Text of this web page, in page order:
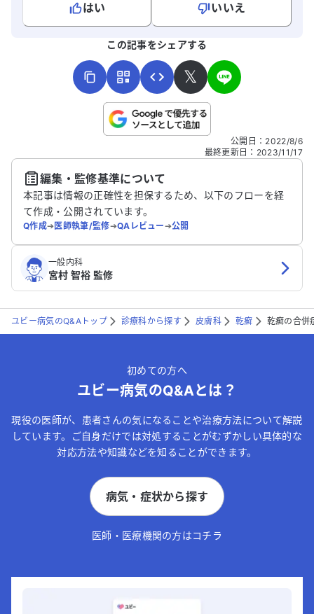
はい
いいえ
こちらは送信専用のフォームです。氏名やご自身の病気の詳細な
送信する
この記事をシェアする
𝕏
公開日 ： 2022/8/6
最終更新日 ： 2023/11/17
編集・監修基準について
本記事は情報の正確性を担保するため、以下のフローを経
て作成・公開されています。
Q作成➔医師執筆/監修➔QAレビュー➔公開
一般内科
宮村 智裕 監修
ユビー病気のQ&Aトップ 診療科から探す 皮膚科 乾癬 乾癬の合併
初めての方へ
ユビー病気のQ&Aとは？
現役の医師が、患者さんの気になることや治療方法について解説
しています。ご自身だけでは対処することがむずかしい具体的な
対応方法や知識などを知ることができます。
病気・症状から探す
医師・医療機関の方はコチラ